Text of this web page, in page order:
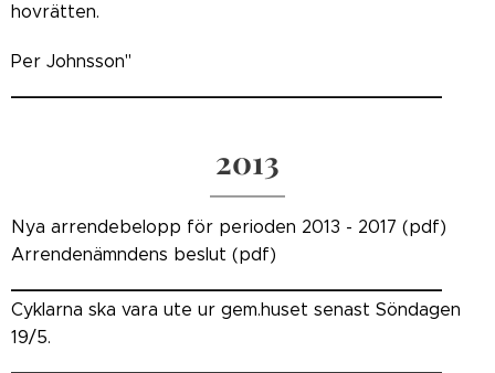
hovrätten.
Per Johnsson"
2013
Nya arrendebelopp för perioden 2013 - 2017 (pdf)
Arrendenämndens beslut (pdf)
Cyklarna ska vara ute ur gem.huset senast Söndagen
19/5.